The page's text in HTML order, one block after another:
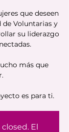
que deseen
de Voluntarias y
su liderazgo
más que
es para ti.
El